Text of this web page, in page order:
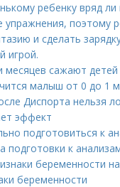
ребенку вряд ли
упражнения, поэтому
и сделать
игрой.
месяцев сажают детей
малыш от 0 до 1
Диспорта нельзя
эффект
подготовиться к
подготовки к
беременности
беременности